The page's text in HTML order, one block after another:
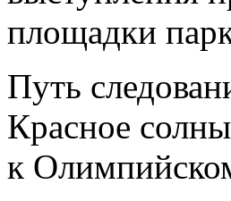
площадки
Путь
Красное
к